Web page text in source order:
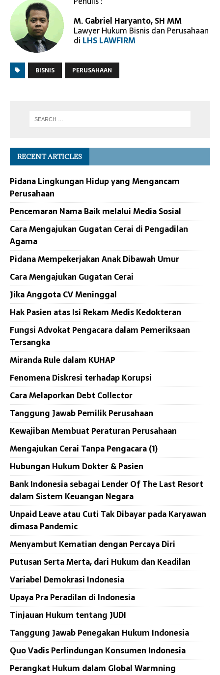
M. Gabriel Haryanto, SH MM
Lawyer Hukum Bisnis dan Perusahaan
di LHS LAWFIRM
BISNIS PERUSAHAAN
RECENT ARTICLES
Pidana Lingkungan Hidup yang Mengancam
Perusahaan
Pencemaran Nama Baik melalui Media Sosial
Cara Mengajukan Gugatan Cerai di Pengadilan
Agama
Pidana Mempekerjakan Anak Dibawah Umur
Cara Mengajukan Gugatan Cerai
Jika Anggota CV Meninggal
Hak Pasien atas Isi Rekam Medis Kedokteran
Fungsi Advokat Pengacara dalam Pemeriksaan
Tersangka
Miranda Rule dalam KUHAP
Fenomena Diskresi terhadap Korupsi
Cara Melaporkan Debt Collector
Tanggung Jawab Pemilik Perusahaan
Kewajiban Membuat Peraturan Perusahaan
Mengajukan Cerai Tanpa Pengacara (1)
Hubungan Hukum Dokter & Pasien
Bank Indonesia sebagai Lender Of The Last Resort
dalam Sistem Keuangan Negara
Unpaid Leave atau Cuti Tak Dibayar pada Karyawan
dimasa Pandemic
Menyambut Kematian dengan Percaya Diri
Putusan Serta Merta, dari Hukum dan Keadilan
Variabel Demokrasi Indonesia
Upaya Pra Peradilan di Indonesia
Tinjauan Hukum tentang JUDI
Tanggung Jawab Penegakan Hukum Indonesia
Quo Vadis Perlindungan Konsumen Indonesia
Perangkat Hukum dalam Global Warmning